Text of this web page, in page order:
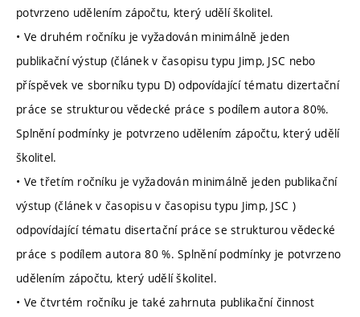
potvrzeno udělením zápočtu, který udělí školitel.
• Ve druhém ročníku je vyžadován minimálně jeden
publikační výstup (článek v časopisu typu Jimp, JSC nebo
příspěvek ve sborníku typu D) odpovídající tématu dizertační
práce se strukturou vědecké práce s podílem autora 80%.
Splnění podmínky je potvrzeno udělením zápočtu, který udělí
školitel.
• Ve třetím ročníku je vyžadován minimálně jeden publikační
výstup (článek v časopisu v časopisu typu Jimp, JSC )
odpovídající tématu disertační práce se strukturou vědecké
práce s podílem autora 80 %. Splnění podmínky je potvrzeno
udělením zápočtu, který udělí školitel.
• Ve čtvrtém ročníku je také zahrnuta publikační činnost